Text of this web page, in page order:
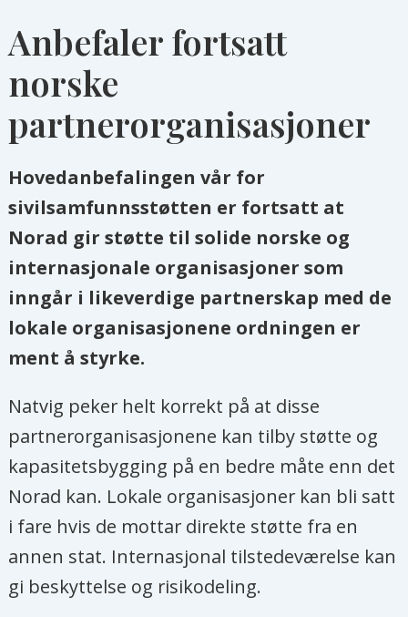
Anbefaler fortsatt
norske
partnerorganisasjoner
Hovedanbefalingen vår for
sivilsamfunnsstøtten er fortsatt at
Norad gir støtte til solide norske og
internasjonale organisasjoner som
inngår i likeverdige partnerskap med de
lokale organisasjonene ordningen er
ment å styrke.
Natvig peker helt korrekt på at disse
partnerorganisasjonene kan tilby støtte og
kapasitetsbygging på en bedre måte enn det
Norad kan. Lokale organisasjoner kan bli satt
i fare hvis de mottar direkte støtte fra en
annen stat. Internasjonal tilstedeværelse kan
gi beskyttelse og risikodeling.